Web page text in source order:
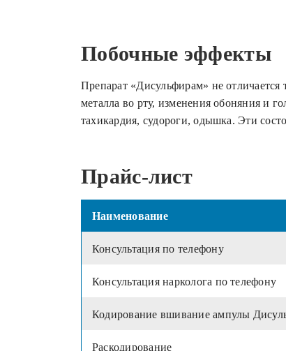
Побочные эффекты
Препарат «Дисульфирам» не
металла во рту, изменения обоняния и
тахикардия, судороги, одышка. Эти
Прайс-лист
Наименование
Консультация по телефону
Консультация нарколога по телефону
Кодирование вшивание ампулы
Раскодирование